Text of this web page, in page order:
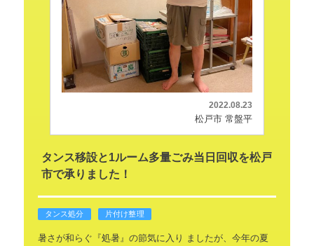
2022.08.23
松戸市 常盤平
タンス移設と1ルーム多量ごみ当日回収を松戸
市で承りました！
タンス処分 片付け整理
暑さが和らぐ『処暑』の節気に入り
ましたが、今年の夏